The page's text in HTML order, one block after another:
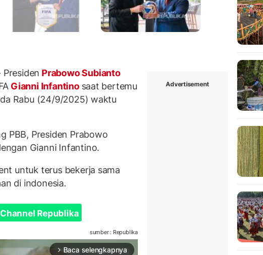
Presiden Prabowo Subianto
Gianni Infantino saat bertemu
Rabu (24/9/2025) waktu
PBB, Presiden Prabowo
Gianni Infantino.
untuk terus bekerja sama
di indonesia.
Republika
sumber : Republika
arrow_forward_ios Baca selengkapnya
Advertisement